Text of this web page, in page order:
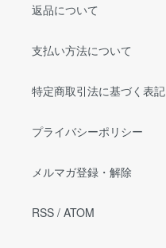
返品について
支払い方法について
特定商取引法に基づく表記
プライバシーポリシー
メルマガ登録・解除
RSS / ATOM